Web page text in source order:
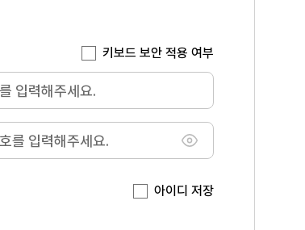
키보드 보안 적용 여부
아이디 저장